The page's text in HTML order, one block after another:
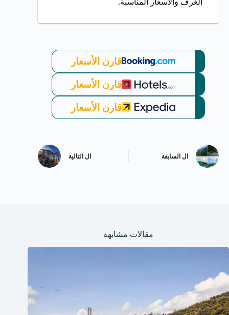
قارن الأسعار
قارن الأسعار
قارن الأسعار
ال السابقة ال التالية
مقالات مشابهة